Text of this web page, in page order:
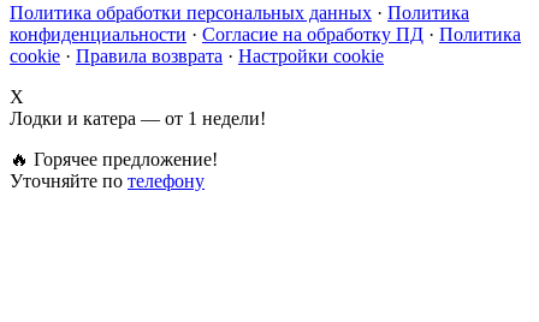
Политика обработки персональных данных · Политика
конфиденциальности · Согласие на обработку ПД · Политика
cookie · Правила возврата · Настройки cookie
X
Лодки и катера — от 1 недели!
🔥 Горячее предложение!
Уточняйте по телефону